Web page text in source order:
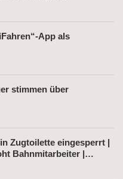
App als
stimmen über
Zugtoilette eingesperrt |
Bahnmitarbeiter |